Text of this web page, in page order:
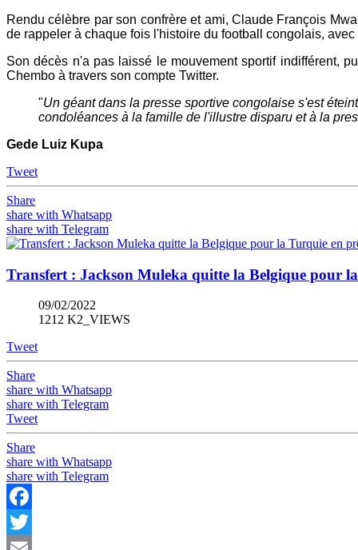
Rendu célèbre par son confrère et ami, Claude François
de rappeler à chaque fois l'histoire du football congolais,
Son décès n'a pas laissé le mouvement sportif indifférent,
Chembo à travers son compte Twitter.
"Un géant dans la presse sportive congolaise s'est
condoléances à la famille de l'illustre disparu et à la
Gede Luiz Kupa
Tweet
Share
share with Whatsapp
share with Telegram
Transfert : Jackson Muleka quitte la Belgique pour
09/02/2022
1212 K2_VIEWS
Tweet
Share
share with Whatsapp
share with Telegram
Tweet
Share
share with Whatsapp
share with Telegram
Facebook